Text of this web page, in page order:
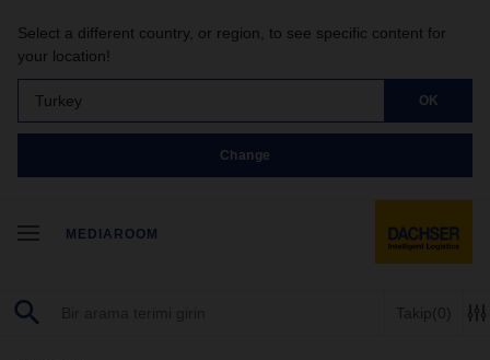
Select a different country, or region, to see specific content for
your location!
Turkey OK
Change
MEDIAROOM
Takip(0)